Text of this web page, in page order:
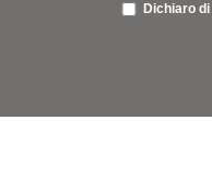
Dichiaro